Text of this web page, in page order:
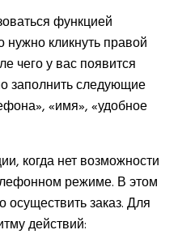
функцией
нужно кликнуть правой
чего у вас появится
заполнить следующие
«имя», «удобное
когда нет возможности
режиме. В этом
заказ. Для
действий: